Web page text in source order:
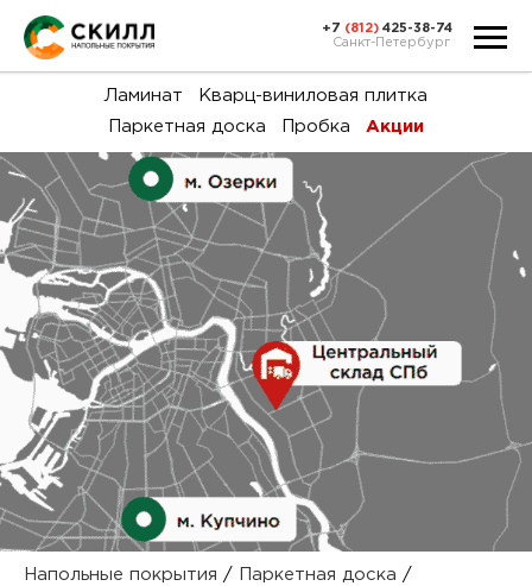
и
+7 (812) 425-38-74
Санкт-Петербург
Ламинат
Кварц-виниловая плитка
Паркетная доска
Пробка Акции
Напольные покрытия / Паркетная доска /